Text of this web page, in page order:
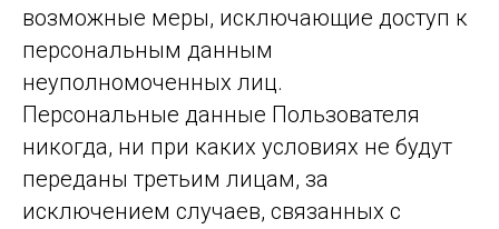
возможные меры, исключающие доступ к
персональным данным
неуполномоченных лиц.
Персональные данные Пользователя
никогда, ни при каких условиях не будут
переданы третьим лицам, за
исключением случаев, связанных с